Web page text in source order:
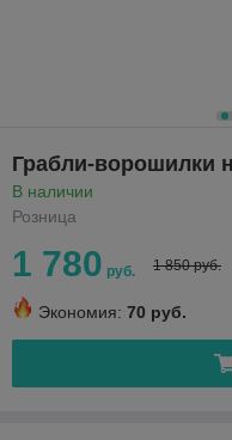
Грабли-ворошилки
В наличии
Розница
1 780 руб. 1 850 руб.
Экономия: 70 руб.